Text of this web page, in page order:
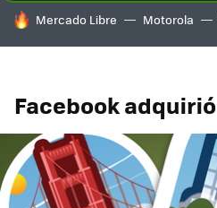
HOY SE HABLA DE
Mercado Libre Motorola
Facebook